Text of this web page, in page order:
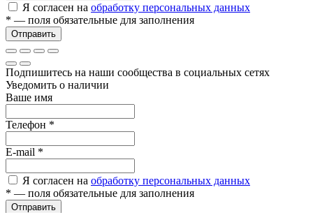
Я согласен на обработку персональных данных
* — поля обязательные для заполнения
Отправить
Подпишитесь на наши сообщества в социальных сетях
Уведомить о наличии
Ваше имя
Телефон *
E-mail *
Я согласен на обработку персональных данных
* — поля обязательные для заполнения
Отправить